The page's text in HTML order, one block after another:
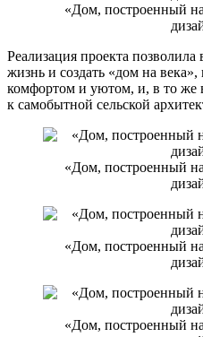
«Дом, построенный
Реализация проекта
жизнь и создать «дом на
комфортом и уютом, и, в то же
к самобытной сельской
«Дом, построенный
«Дом, построенный
«Дом, построенный